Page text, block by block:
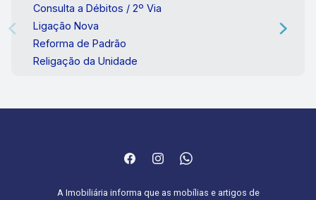
Consulta a Débitos / 2º Via
Ligação Nova
Reforma de Padrão
Religação da Unidade
A Imobiliária informa que as mobílias e artigos de